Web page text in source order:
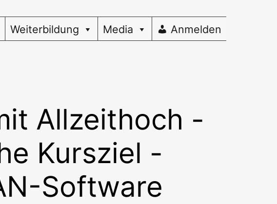
Weiterbildung Media Anmelden
Allzeithoch -
Kursziel -
Software